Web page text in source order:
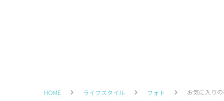
HOME ライフスタイル フォト お気に入り